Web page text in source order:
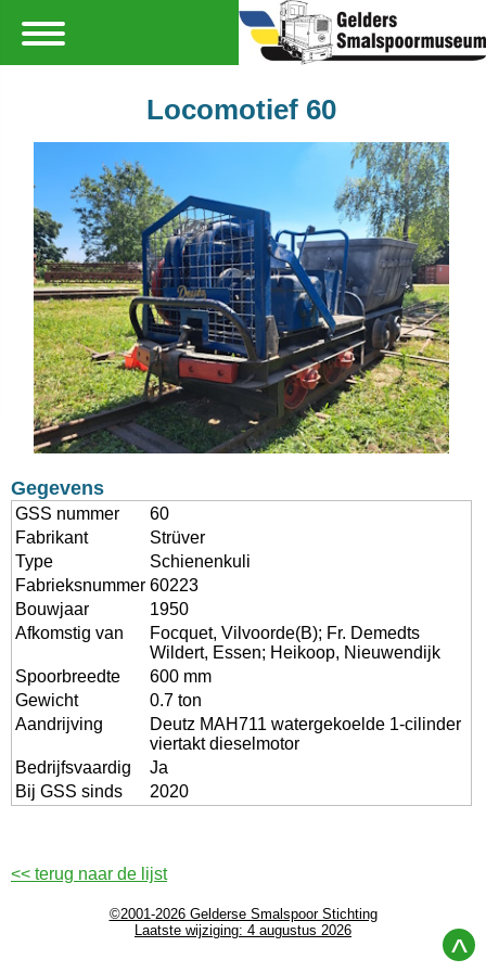
Locomotief 60
Gegevens
GSS nummer
60
Fabrikant
Strüver
Type
Schienenkuli
Fabrieksnummer 60223
Bouwjaar
1950
Afkomstig van
Focquet, Vilvoorde(B); Fr. Demedts
Wildert, Essen; Heikoop, Nieuwendijk
Spoorbreedte
600 mm
Gewicht
0.7 ton
Aandrijving
Deutz MAH711 watergekoelde 1-cilinder
viertakt dieselmotor
Bedrijfsvaardig
Ja
Bij GSS sinds
2020
<< terug naar de lijst
©2001-2026 Gelderse Smalspoor Stichting
Laatste wijziging: 4 augustus 2026
^